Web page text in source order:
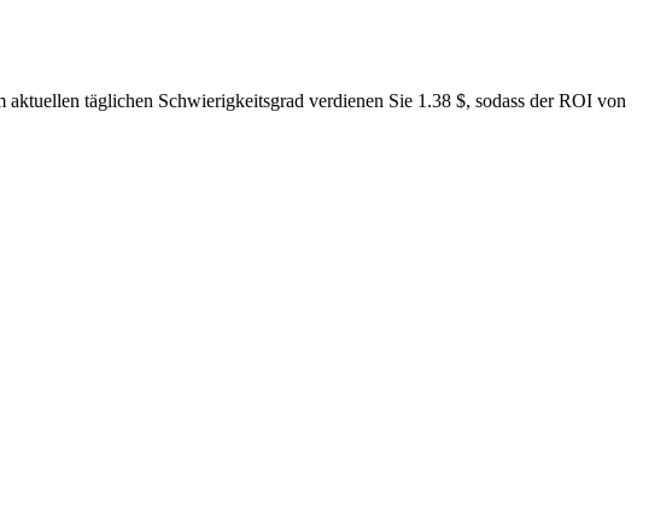
täglichen Schwierigkeitsgrad verdienen Sie 1.38 $, sodass der ROI von